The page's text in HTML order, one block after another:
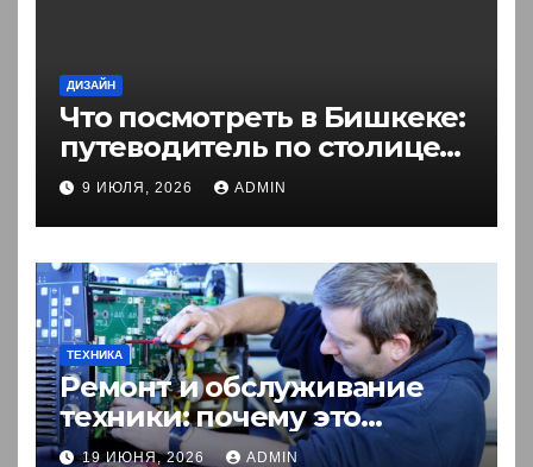
ДИЗАЙН
Что посмотреть в Бишкеке:
путеводитель по столице
Кыргызстана
9 ИЮЛЯ, 2026 ADMIN
ТЕХНИКА
Ремонт и обслуживание
техники: почему это
выгоднее покупки новой?
19 ИЮНЯ, 2026 ADMIN